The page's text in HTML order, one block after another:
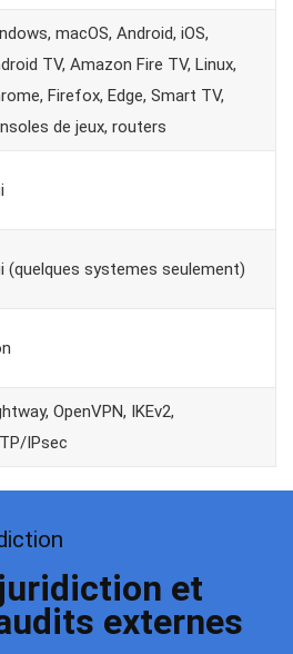
macOS, Android, iOS,
TV, Amazon Fire TV, Linux,
Firefox, Edge, Smart TV,
de jeux, routers
(quelques systemes seulement)
OpenVPN, IKEv2,
IPsec
et
externes